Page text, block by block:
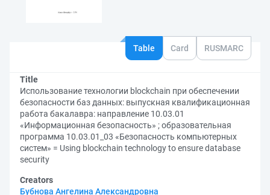
Table Card RUSMARC
Title
Использование технологии blockchain при обеспечении
безопасности баз данных: выпускная квалификационная
работа бакалавра: направление 10.03.01
«Информационная безопасность» ; образовательная
программа 10.03.01_03 «Безопасность компьютерных
систем» = Using blockchain technology to ensure database
security
Creators
Бубнова Ангелина Александровна